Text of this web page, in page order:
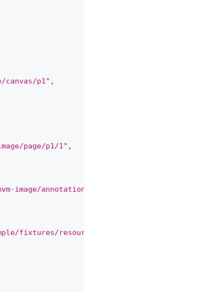
p1" ,
page/p1/1" ,
annotation/p0001-image"
fixtures/resources/page1-full.png"